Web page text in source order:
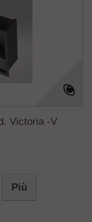
Victoria -V
Più